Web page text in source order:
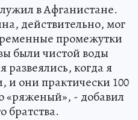
в Афганистане.
действительно, мог
промежутки
были чистой воды
когда я
и они практически 100
«ряженый», - добавил
братства.